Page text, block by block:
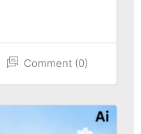
Comment (0)